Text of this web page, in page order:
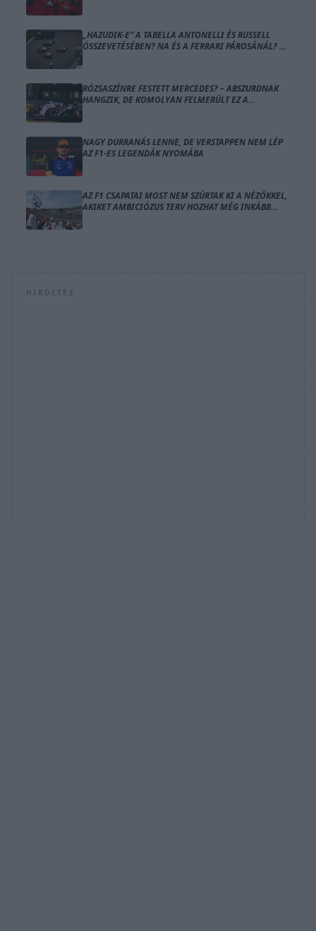
„HAZUDIK-E” A TABELLA ANTONELLI ÉS RUSSELL
ÖSSZEVETÉSÉBEN? NA ÉS A FERRARI PÁROSÁNÁL? –
RÓZSASZÍNRE FESTETT MERCEDES? – ABSZURDNAK
HANGZIK, DE KOMOLYAN FELMERÜLT EZ A
NAGY DURRANÁS LENNE, DE VERSTAPPEN NEM LÉP
AZ F1-ES LEGENDÁK NYOMÁBA
AZ F1 CSAPATAI MOST NEM SZÚRTAK KI A NÉZŐKKEL,
AKIKET AMBICIÓZUS TERV HOZHAT MÉG INKÁBB
HIRDETÉS